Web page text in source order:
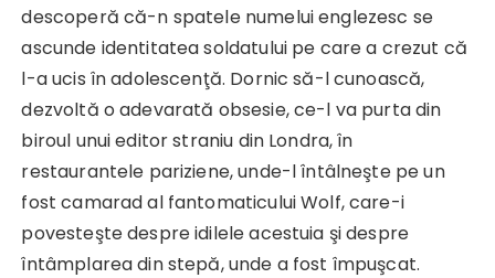
descoperă că-n spatele numelui englezesc se
ascunde identitatea soldatului pe care a crezut că
l-a ucis în adolescenţă. Dornic să-l cunoască,
dezvoltă o adevarată obsesie, ce-l va purta din
biroul unui editor straniu din Londra, în
restaurantele pariziene, unde-l întâlneşte pe un
fost camarad al fantomaticului Wolf, care-i
povesteşte despre idilele acestuia şi despre
întâmplarea din stepă, unde a fost împuşcat.